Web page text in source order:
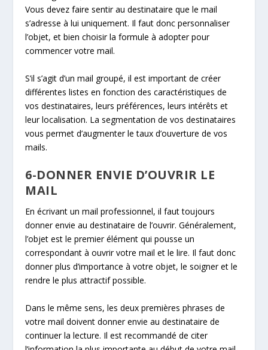
Vous devez faire sentir au destinataire que le mail
s’adresse à lui uniquement. Il faut donc personnaliser
l’objet, et bien choisir la formule à adopter pour
commencer votre mail.
S’il s’agit d’un mail groupé, il est important de créer
différentes listes en fonction des caractéristiques de
vos destinataires, leurs préférences, leurs intérêts et
leur localisation. La segmentation de vos destinataires
vous permet d’augmenter le taux d’ouverture de vos
mails.
6-DONNER ENVIE D’OUVRIR LE
MAIL
En écrivant un mail professionnel, il faut toujours
donner envie au destinataire de l’ouvrir. Généralement,
l’objet est le premier élément qui pousse un
correspondant à ouvrir votre mail et le lire. Il faut donc
donner plus d’importance à votre objet, le soigner et le
rendre le plus attractif possible.
Dans le même sens, les deux premières phrases de
votre mail doivent donner envie au destinataire de
continuer la lecture. Il est recommandé de citer